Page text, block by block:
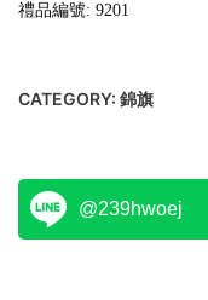
禮品編號: 9201
CATEGORY: 錦旗
@239hwoej